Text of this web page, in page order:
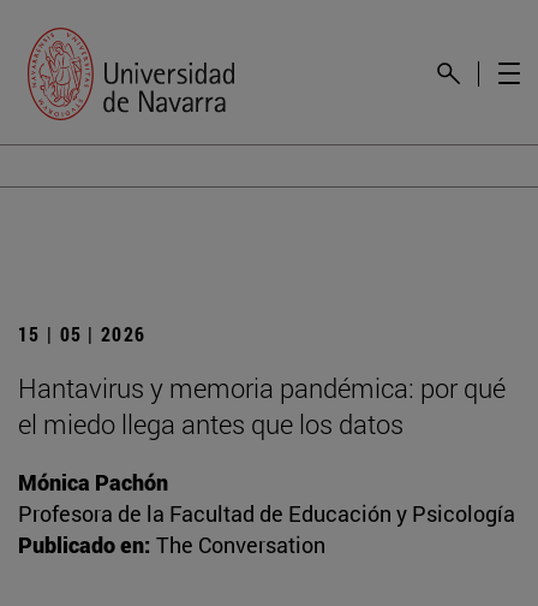
15 | 05 | 2026
Hantavirus y memoria pandémica: por qué
el miedo llega antes que los datos
Mónica Pachón
Profesora de la Facultad de Educación y Psicología
Publicado en: The Conversation